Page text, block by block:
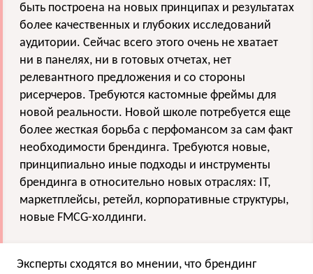
быть построена на новых принципах и результатах
более качественных и глубоких исследований
аудитории. Сейчас всего этого очень не хватает
ни в панелях, ни в готовых отчетах, нет
релевантного предложения и со стороны
рисерчеров. Требуются кастомные фреймы для
новой реальности. Новой школе потребуется еще
более жесткая борьба с перфомансом за сам факт
необходимости брендинга. Требуются новые,
принципиально иные подходы и инструменты
брендинга в относительно новых отраслях: IT,
маркетплейсы, ретейл, корпоративные структуры,
новые FMCG-холдинги.
Эксперты сходятся во мнении, что брендинг